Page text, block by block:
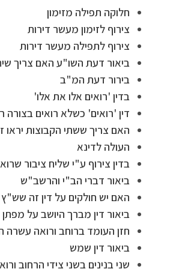
חלוקה תפילה מזימון
צירוף לזימון מעשר דירות
צירוף לתפילה מעשר דירות
ביאור דעת השו"ע האם צריך
בירור דעת המ"ב
בדין 'רואים אלו את אלו'
דין 'רואים' כשלא רואים בצורה
האם צריך ששתי הקבוצות יראו
העולה לדינא
בדין צירוף ע"י שליח ציבור
ביאור דברי הב"י והרשב"ש
האם יש חולקים על דין זה
ביאור דין מברך היושב על
חזן העומד ברוחב ורואה
ביאור דין שמש
שני בנינים בשני צידי הרחוב